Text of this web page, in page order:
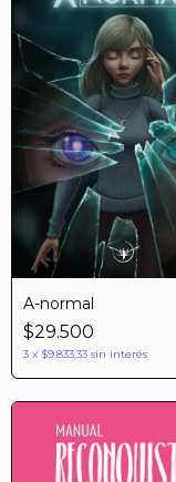
A-normal
$29.500
3 x $9.833,33 sin interés